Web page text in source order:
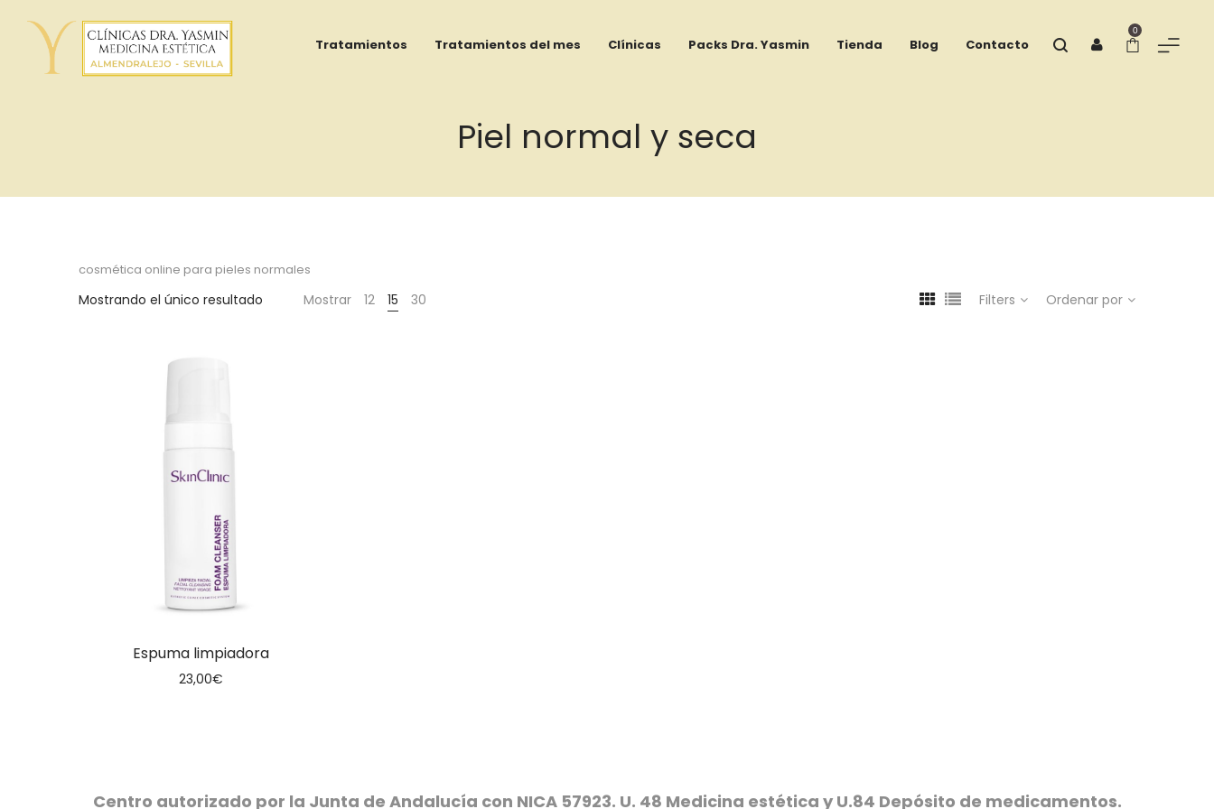
Tratamientos Tratamientos del mes Clínicas Packs Dra. Yasmin Tienda Blog Contacto
0
Piel normal y seca
cosmética online para pieles normales
Mostrando el único resultado Mostrar 12 15 30 Filters Ordenar por
Espuma limpiadora
23,00€
Centro autorizado por la Junta de Andalucía con NICA 57923. U. 48 Medicina estética y U.84 Depósito de medicamentos.